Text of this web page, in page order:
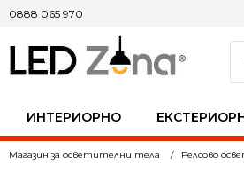
ИНТЕРИОРНО
0888 065 970
Магазин за осветителни тела Релсово